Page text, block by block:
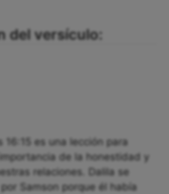
del versículo:
16:15 es una lección para
de la honestidad y
relaciones. Dalila se
Samson porque él había